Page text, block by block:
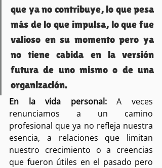
que ya no contribuye, lo que pesa
más de lo que impulsa, lo que fue
valioso en su momento pero ya
no tiene cabida en la versión
futura de uno mismo o de una
organización.
En la vida personal: A veces
renunciamos a un camino
profesional que ya no refleja nuestra
esencia, a relaciones que limitan
nuestro crecimiento o a creencias
que fueron útiles en el pasado pero